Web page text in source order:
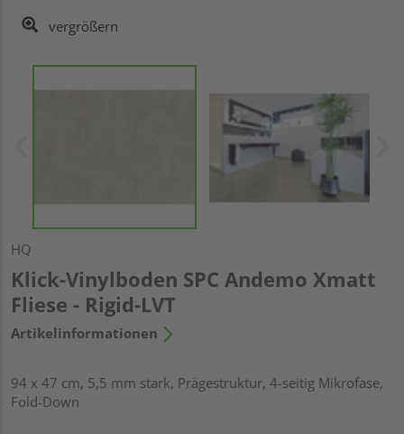
vergrößern
HQ
Klick-Vinylboden SPC Andemo Xmatt
Fliese - Rigid-LVT
Artikelinformationen
94 x 47 cm, 5,5 mm stark, Prägestruktur, 4-seitig Mikrofase,
Fold-Down